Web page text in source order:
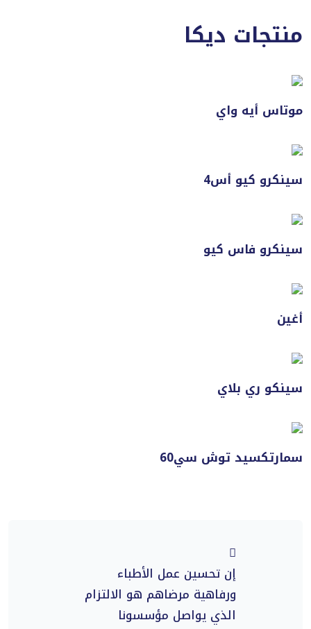
منتجات ديكا
موتاس أيه واي
سينكرو كيو أس4
سينكرو فاس كيو
أغين
سينكو ري بلاي
سمارتكسيد توش سي60
إن تحسين عمل الأطباء
ورفاهية مرضاهم هو الالتزام
الذي يواصل مؤسسونا